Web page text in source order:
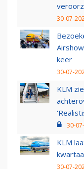
30-07-
keer
30-07-
KLM
30-
KLM
30-07-